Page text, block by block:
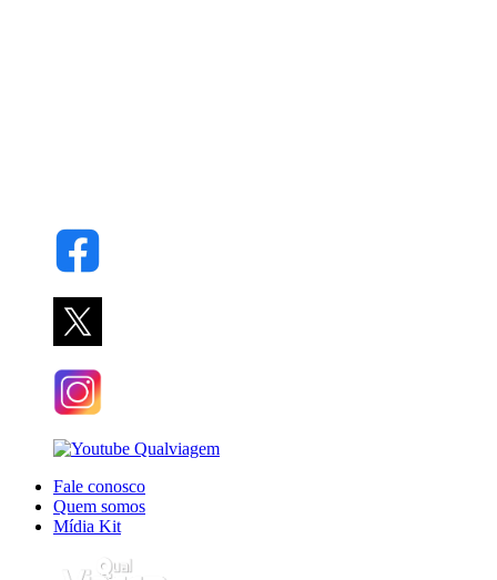
Fale conosco
Quem somos
Mídia Kit